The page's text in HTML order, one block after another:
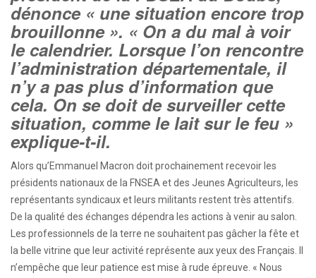
dénonce « une situation encore trop
brouillonne ». « On a du mal à voir
le calendrier. Lorsque l’on rencontre
l’administration départementale, il
n’y a pas plus d’information que
cela. On se doit de surveiller cette
situation, comme le lait sur le feu »
explique-t-il.
Alors qu’Emmanuel Macron doit prochainement recevoir les
présidents nationaux de la FNSEA et des Jeunes Agriculteurs, les
représentants syndicaux et leurs militants restent très attentifs.
De la qualité des échanges dépendra les actions à venir au salon.
Les professionnels de la terre ne souhaitent pas gâcher la fête et
la belle vitrine que leur activité représente aux yeux des Français. Il
n’empêche que leur patience est mise à rude épreuve. « Nous